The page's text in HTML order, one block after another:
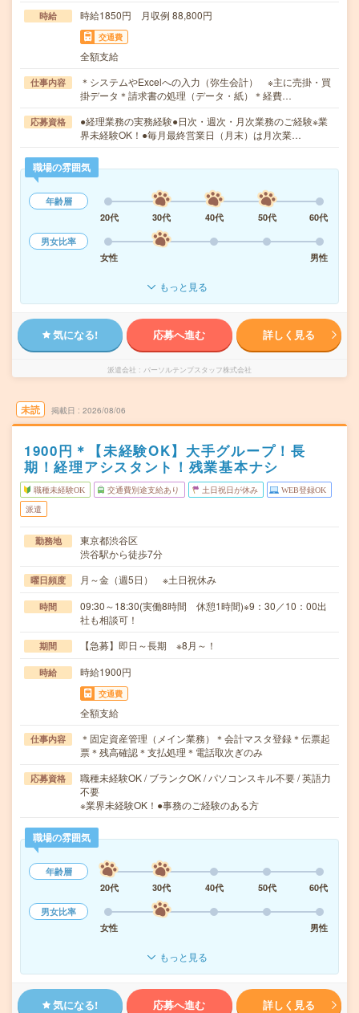
時給 時給1850円 月収例 88,800円
交通費
全額支給
仕事内容
＊システムやExcelへの入力（弥生会計） ※主に売掛・買
掛データ＊請求書の処理（データ・紙）＊経費…
応募資格
●経理業務の実務経験●日次・週次・月次業務のご経験※業
界未経験OK！●毎月最終営業日（月末）は月次業…
職場の雰囲気
年齢層
20代
30代 40代 50代
60代
男女比率
女性
男性
もっと見る
気になる! 応募へ進む 詳しく見る
派遣会社 パーソルテンプスタッフ株式会社
未読 掲載日 2026/08/06
1900円＊【未経験OK】大手グループ！長
期！経理アシスタント！残業基本ナシ
職種未経験OK 交通費別途支給あり 土日祝日が休み WEB登録OK
派遣
勤務地
東京都渋谷区
渋谷駅から徒歩7分
曜日頻度 月～金（週5日） ※土日祝休み
時間
09:30～18:30(実働8時間 休憩1時間)※9：30／10：00出
社も相談可！
期間 【急募】即日～長期 ※8月～！
時給 時給1900円
交通費
全額支給
仕事内容
＊固定資産管理（メイン業務）＊会計マスタ登録＊伝票起
票＊残高確認＊支払処理＊電話取次ぎのみ
応募資格
職種未経験OK / ブランクOK / パソコンスキル不要 / 英語力
不要
※業界未経験OK！●事務のご経験のある方
職場の雰囲気
年齢層
20代
30代 40代 50代
60代
男女比率
女性
男性
もっと見る
気になる! 応募へ進む 詳しく見る